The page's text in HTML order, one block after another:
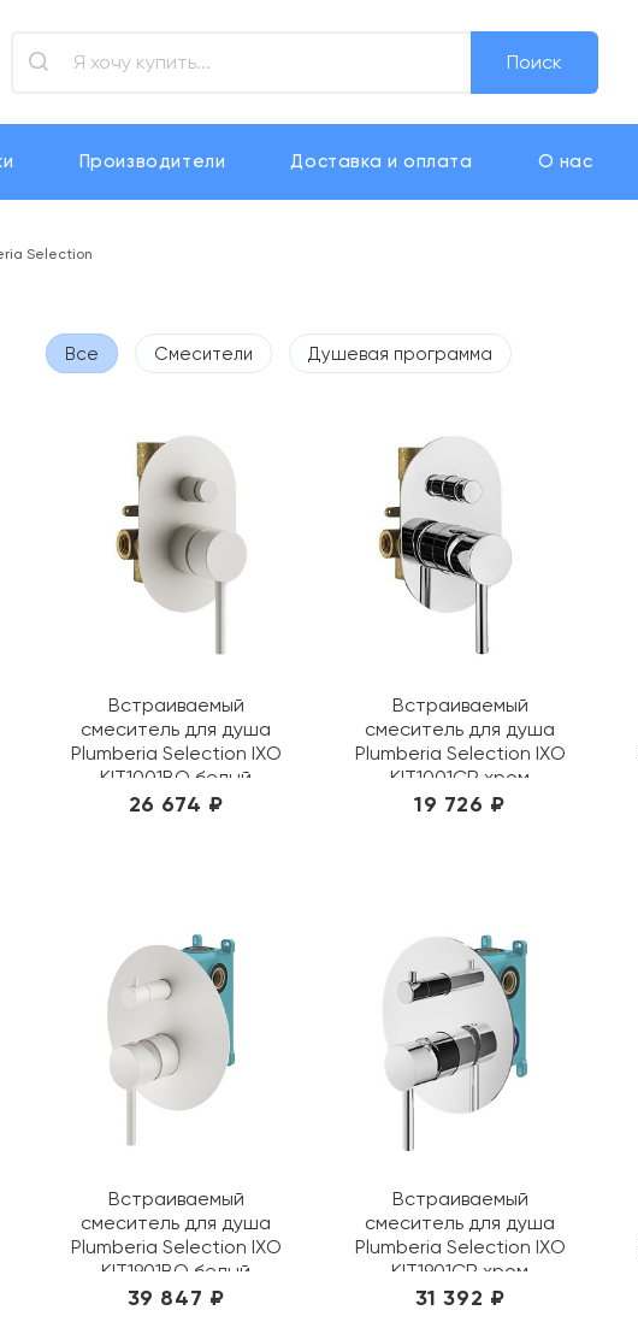
Поиск
Производители Доставка и оплата О нас
Selection
Все Смесители Душевая программа
Встраиваемый
смеситель для душа
Plumberia Selection IXO
KIT1001BO белый
26 674 ₽
Встраиваемый
смеситель для душа
Plumberia Selection IXO
KIT1001CR хром
19 726 ₽
Встраиваемый
смеситель для душа
Plumberia Selection IXO
KIT1901BO белый
39 847 ₽
Встраиваемый
смеситель для душа
Plumberia Selection IXO
KIT1901CR хром
31 392 ₽